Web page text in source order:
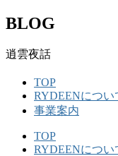
BLOG
逍雲夜話
TOP
RYDEENについ
事業案内
TOP
RYDEENについ